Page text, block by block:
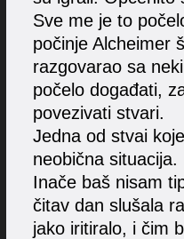
Sve me je to
počinje Alcheimer
razgovarao sa
počelo događati,
povezivati stvari.
Jedna od stvai
neobična situacija.
Inače baš nisam
čitav dan slušala
jako iritiralo, i čim